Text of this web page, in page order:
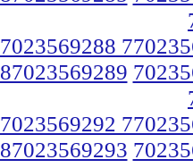
7023569288
87023569289
7023569292
87023569293